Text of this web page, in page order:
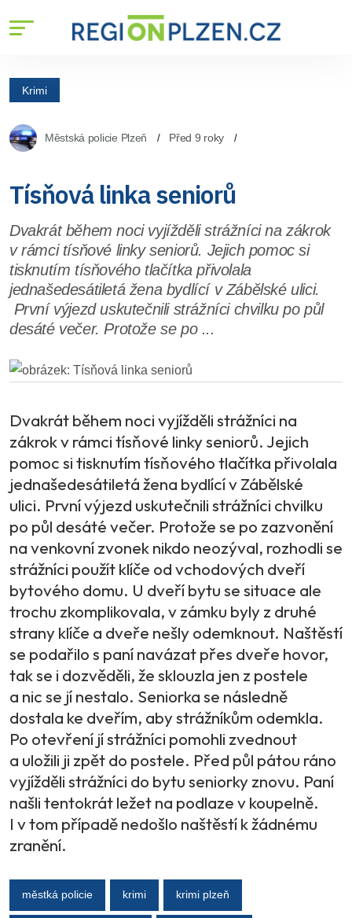
Krimi
Městská policie Plzeň Před 9 roky
Tísňová linka seniorů
Dvakrát během noci vyjížděli strážníci na zákrok
v rámci tísňové linky seniorů. Jejich pomoc si
tisknutím tísňového tlačítka přivolala
jednašedesátiletá žena bydlící v Zábělské ulici.
První výjezd uskutečnili strážníci chvilku po půl
desáté večer. Protože se po ...
Dvakrát během noci vyjížděli strážníci na
zákrok v rámci tísňové linky seniorů. Jejich
pomoc si tisknutím tísňového tlačítka přivolala
jednašedesátiletá žena bydlící v Zábělské
ulici. První výjezd uskutečnili strážníci chvilku
po půl desáté večer. Protože se po zazvonění
na venkovní zvonek nikdo neozýval, rozhodli se
strážníci použít klíče od vchodových dveří
bytového domu. U dveří bytu se situace ale
trochu zkomplikovala, v zámku byly z druhé
strany klíče a dveře nešly odemknout. Naštěstí
se podařilo s paní navázat přes dveře hovor,
tak se i dozvěděli, že sklouzla jen z postele
a nic se jí nestalo. Seniorka se následně
dostala ke dveřím, aby strážníkům odemkla.
Po otevření jí strážníci pomohli zvednout
a uložili ji zpět do postele. Před půl pátou ráno
vyjížděli strážníci do bytu seniorky znovu. Paní
našli tentokrát ležet na podlaze v koupelně.
I v tom případě nedošlo naštěstí k žádnému
zranění.
městká policie krimi krimi plzeň